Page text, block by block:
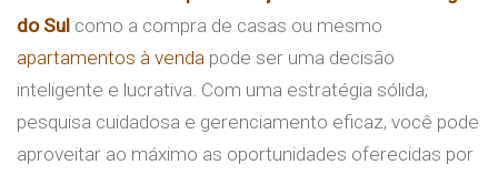
do Sul como a compra de casas ou mesmo
apartamentos à venda pode ser uma decisão
inteligente e lucrativa. Com uma estratégia sólida,
pesquisa cuidadosa e gerenciamento eficaz, você pode
aproveitar ao máximo as oportunidades oferecidas por